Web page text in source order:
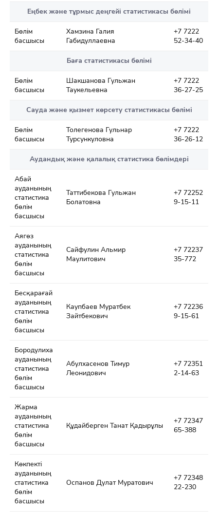
Еңбек және тұрмыс деңгейі статистикасы бөлімі
Бөлім
басшысы
Хамзина Галия
Габидуллаевна
+7 7222
52-34-40
Баға статистикасы бөлімі
Бөлім
басшысы
Шакшанова Гульжан
Таукельевна
+7 7222
36-27-25
Сауда және қызмет көрсету статистикасы бөлімі
Бөлім
басшысы
Толегенова Гульнар
Турсункуловна
+7 7222
36-26-12
Аудандық және қалалық статистика бөлімдері
Абай
ауданының
статистика
бөлім
басшысы
Таттибекова Гульжан
Болатовна
+7 72252
9-15-11
Аягөз
ауданының
статистика
бөлім
басшысы
Сайфулин Альмир
Маулитович
+7 72237
35-772
Бесқарағай
ауданының
статистика
бөлім
басшысы
Каупбаев Муратбек
Зайтбекович
+7 72236
9-15-61
Бородулиха
ауданының
статистика
бөлім
басшысы
Абулхасенов Тимур
Леонидович
+7 72351
2-14-63
Жарма
ауданының
статистика
бөлім
басшысы
Құдайберген Танат Қадырұлы
+7 72347
65-388
Көкпекті
ауданының
cтатистика
бөлім
басшысы
Оспанов Дулат Муратович
+7 72348
22-230